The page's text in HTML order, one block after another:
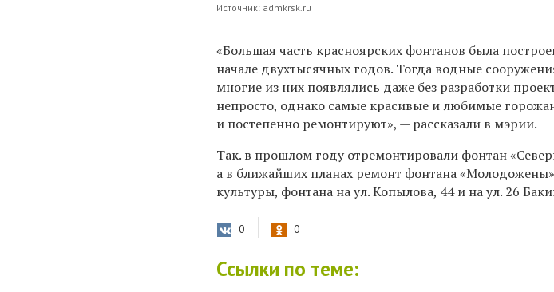
Источник: admkrsk.ru
«Большая часть красноярских фонтанов была
начале двухтысячных годов. Тогда водные
многие из них появлялись даже без разработки
непросто, однако самые красивые и любимые
и постепенно ремонтируют», — рассказали в мэрии.
Так. в прошлом году отремонтировали фонтан
а в ближайших планах ремонт фонтана
культуры, фонтана на ул. Копылова, 44 и на ул. 26
0 0
Ссылки по теме: